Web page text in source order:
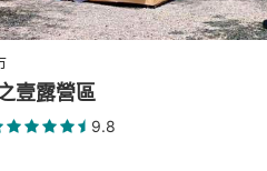
壹露營區
9.8